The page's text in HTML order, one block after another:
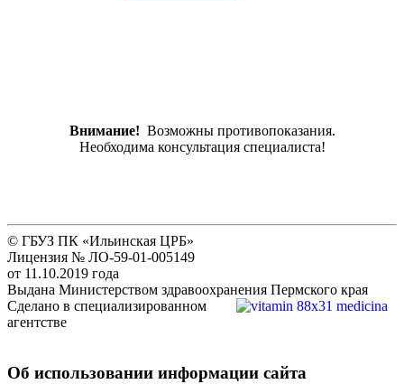
Внимание! Возможны противопоказания.
Необходима консультация специалиста!
© ГБУЗ ПК «Ильинская ЦРБ»
Лицензия № ЛО-59-01-005149
от 11.10.2019 года
Выдана Министерством здравоохранения Пермского края
Сделано в специализированном
агентстве
Об использовании информации сайта